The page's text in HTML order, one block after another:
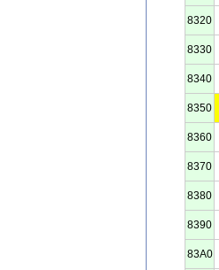
8320
8330
8340
8350
8360
8370
8380
8390
83A0